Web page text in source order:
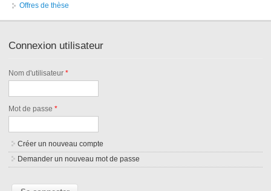
Offres de thèse
Connexion utilisateur
Nom d'utilisateur*
Mot de passe*
Créer un nouveau compte
Demander un nouveau mot de passe